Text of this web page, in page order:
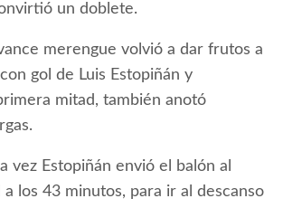
un doblete.
merengue volvió a dar frutos a
gol de Luis Estopiñán y
mitad, también anotó
vez Estopiñán envió el balón al
los 43 minutos, para ir al descanso